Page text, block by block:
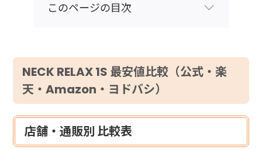
このページの目次
NECK RELAX 1S 最安値比較（公式・楽
天・Amazon・ヨドバシ）
店舗・通販別 比較表